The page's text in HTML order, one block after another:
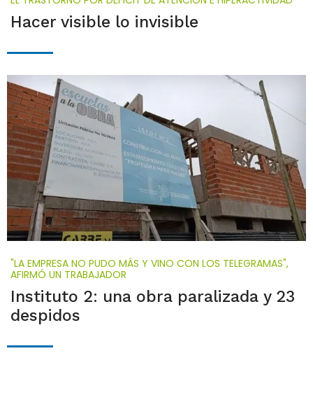
Hacer visible lo invisible
"LA EMPRESA NO PUDO MÁS Y VINO CON LOS TELEGRAMAS",
AFIRMÓ UN TRABAJADOR
Instituto 2: una obra paralizada y 23
despidos